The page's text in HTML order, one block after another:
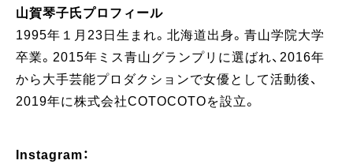
山賀琴子氏プロフィール
1995年１月23日生まれ。北海道出身。青山学院大学
卒業。2015年ミス青山グランプリに選ばれ、2016年
から大手芸能プロダクションで女優として活動後、
2019年に株式会社COTOCOTOを設立。
Instagram：